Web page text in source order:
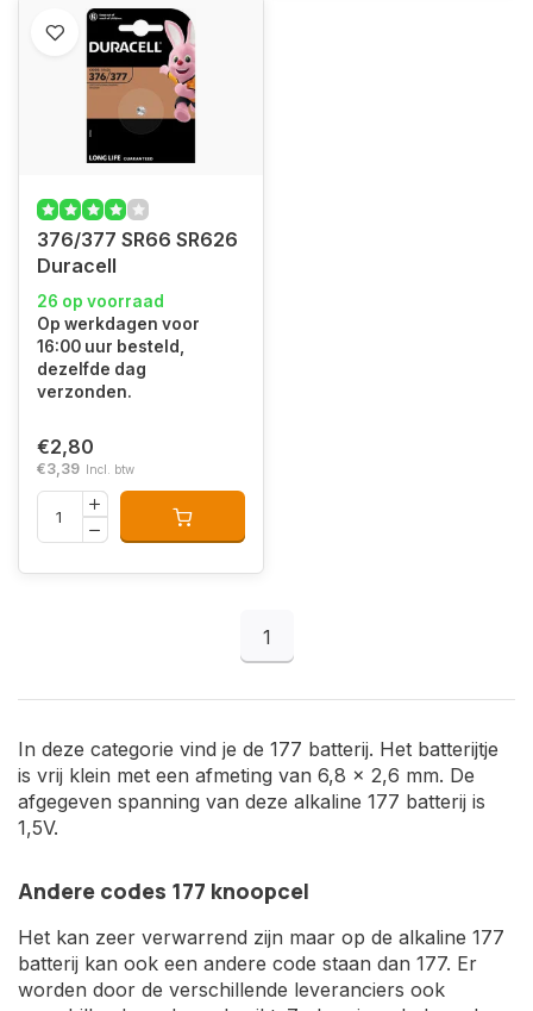
376/377 SR66 SR626
Duracell
26 op voorraad
Op werkdagen voor
16:00 uur besteld,
dezelfde dag
verzonden.
€2,80
€3,39 Incl. btw
1
In deze categorie vind je de 177 batterij. Het batterijtje
is vrij klein met een afmeting van 6,8 x 2,6 mm. De
afgegeven spanning van deze alkaline 177 batterij is
1,5V.
Andere codes 177 knoopcel
Het kan zeer verwarrend zijn maar op de alkaline 177
batterij kan ook een andere code staan dan 177. Er
worden door de verschillende leveranciers ook